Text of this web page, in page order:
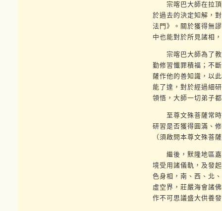
宗喀巴大師在拉頂
於過去的決定知解，
法門》。關於獲得無
中也能對於所見諸相
宗喀巴大師為了教
勤修習懺罪積福；不
薩作他的善知識，以
能了達，對於經過細
領悟，大師一切弟子
至尊文殊菩薩常時
研習是否獲得圓滿、
（須啟問本尊文殊菩
繼後，默隆地區嘉
境受用諸儀軌，及發
色身相，南、西、北
虛空界，莊嚴海會諸
作不可思議盛大供養